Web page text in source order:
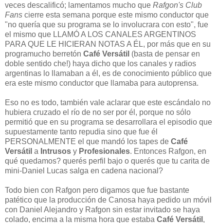
veces descalificó; lamentamos mucho que Rafgon's Club
Fans cierre esta semana porque este mismo conductor que
"no quería que su programa se lo involucrara con esto", fue
el mismo que LLAMÓ A LOS CANALES ARGENTINOS
PARA QUE LE HICIERAN NOTAS A ÉL, por más que en su
programucho berretón Café Versátil (basta de pensar en
doble sentido che!) haya dicho que los canales y radios
argentinas lo llamaban a él, es de conocimiento público que
era este mismo conductor que llamaba para autoprensa.
Eso no es todo, también vale aclarar que este escándalo no
hubiera cruzado el río de no ser por él, porque no sólo
permitió que en su programa se desarrollara el episodio que
supuestamente tanto repudia sino que fue él
PERSONALMENTE el que mandó los tapes de Café
Versátil a Intrusos y Profesionales. Entonces Rafgon, en
qué quedamos? querés perfil bajo o querés que tu carita de
mini-Daniel Lucas salga en cadena nacional?
Todo bien con Rafgon pero digamos que fue bastante
patético que la producción de Canosa haya pedido un móvil
con Daniel Alejandro y Rafgon sin estar invitado se haya
colado, encima a la misma hora que estaba Café Versátil ,